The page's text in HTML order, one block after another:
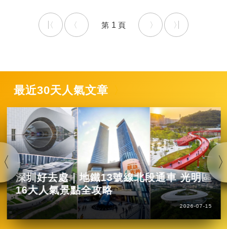
1
最近30天人氣文章
深圳好去處｜地鐵13號線北段通車 光明區
16大人氣景點全攻略
2026-07-15